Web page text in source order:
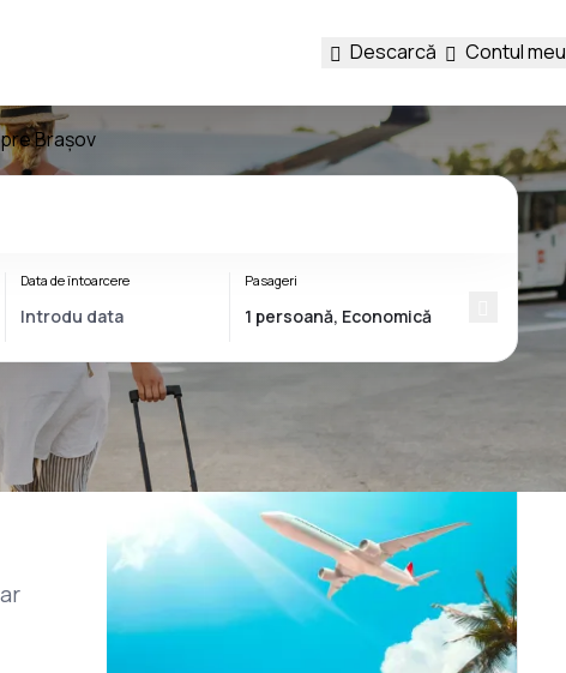
Descarcă Contul meu
Brașov
Data de întoarcere Pasageri